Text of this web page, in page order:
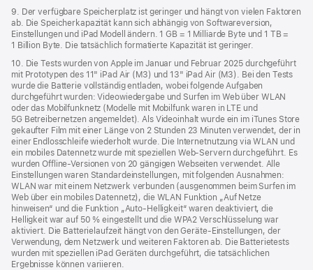
9. Der verfügbare Speicherplatz ist geringer und hängt von vielen Faktoren
ab. Die Speicherkapazität kann sich abhängig von Softwareversion,
Einstellungen und iPad Modell ändern. 1 GB = 1 Milliarde Byte und 1 TB =
1 Billion Byte. Die tatsächlich formatierte Kapazität ist geringer.
10. Die Tests wurden von Apple im Januar und Februar 2025 durchgeführt
mit Prototypen des 11" iPad Air (M3) und 13" iPad Air (M3). Bei den Tests
wurde die Batterie vollständig entladen, wobei folgende Aufgaben
durchgeführt wurden: Videowiedergabe und Surfen im Web über WLAN
oder das Mobilfunknetz (Modelle mit Mobilfunk waren in LTE und
5G Betreibernetzen angemeldet). Als Videoinhalt wurde ein im iTunes Store
gekaufter Film mit einer Länge von 2 Stunden 23 Minuten verwendet, der in
einer Endlosschleife wiederholt wurde. Die Internetnutzung via WLAN und
ein mobiles Datennetz wurde mit speziellen Web-Servern durchgeführt. Es
wurden Offline-Versionen von 20 gängigen Webseiten verwendet. Alle
Einstellungen waren Standard­einstellungen, mit folgenden Ausnahmen:
WLAN war mit einem Netzwerk verbunden (ausgenommen beim Surfen im
Web über ein mobiles Datennetz), die WLAN Funktion „Auf Netze
hinweisen“ und die Funktion „Auto-Helligkeit“ waren deaktiviert, die
Helligkeit war auf 50 % eingestellt und die WPA2 Verschlüsselung war
aktiviert. Die Batterielaufzeit hängt von den Geräte-Einstellungen, der
Verwendung, dem Netzwerk und weiteren Faktoren ab. Die Batterietests
wurden mit speziellen iPad Geräten durchgeführt, die tatsächlichen
Ergebnisse können variieren.